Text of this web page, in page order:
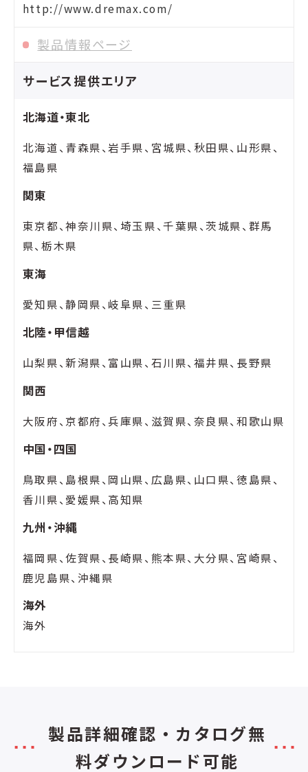
http://www.dremax.com/
製品情報ページ
サービス提供エリア
北海道・東北
北海道、青森県、岩手県、宮城県、秋田県、山形県、
福島県
関東
東京都、神奈川県、埼玉県、千葉県、茨城県、群馬
県、栃木県
東海
愛知県、静岡県、岐阜県、三重県
北陸・甲信越
山梨県、新潟県、富山県、石川県、福井県、長野県
関西
大阪府、京都府、兵庫県、滋賀県、奈良県、和歌山県
中国・四国
鳥取県、島根県、岡山県、広島県、山口県、徳島県、
香川県、愛媛県、高知県
九州・沖縄
福岡県、佐賀県、長崎県、熊本県、大分県、宮崎県、
鹿児島県、沖縄県
海外
海外
製品詳細確認・カタログ無
料ダウンロード可能